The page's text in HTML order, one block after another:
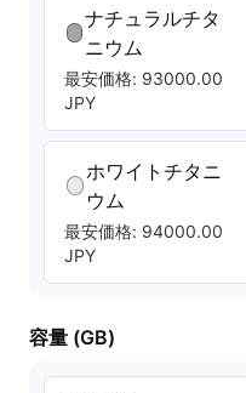
ナチュラルチタ
ニウム
最安価格: 93000.00
JPY
ホワイトチタニ
ウム
最安価格: 94000.00
JPY
容量 (GB)